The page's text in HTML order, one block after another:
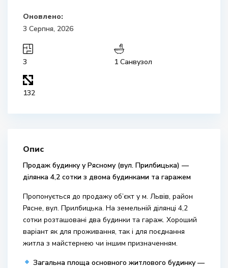
Оновлено:
3 Серпня, 2026
3 1 Санвузол
132
Опис
Продаж будинку у Рясному (вул. Прилбицька) —
ділянка 4,2 сотки з двома будинками та гаражем
Пропонується до продажу об’єкт у м. Львів, район
Рясне, вул. Прилбицька. На земельній ділянці 4,2
сотки розташовані два будинки та гараж. Хороший
варіант як для проживання, так і для поєднання
житла з майстернею чи іншим призначенням.
Загальна площа основного житлового будинку —